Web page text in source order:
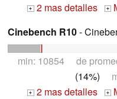
+ 2 mas detalles +
Cinebench R10-
min: 10854 de
(14%)
+ 2 mas detalles +